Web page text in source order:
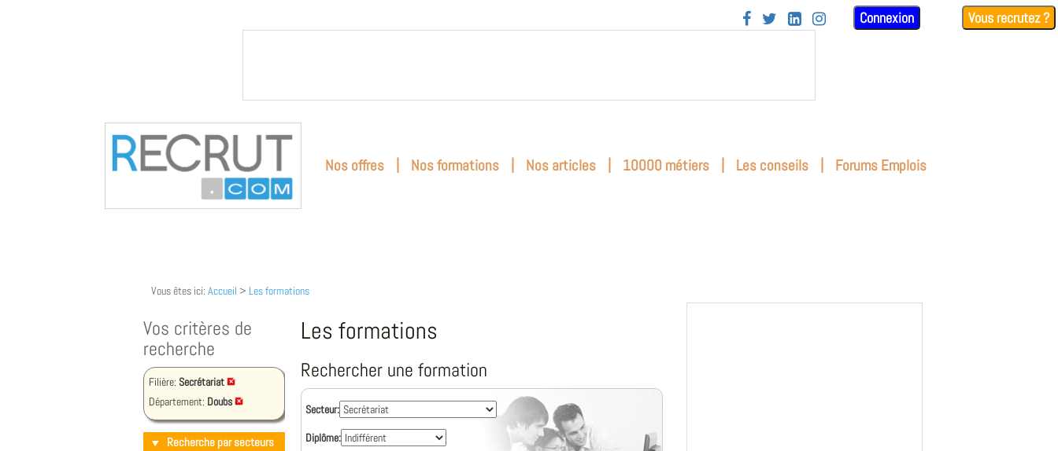
    Connexion Vous recrutez ?
Nos offres | Nos formations | Nos articles | 10000 métiers | Les conseils | Forums Emplois
Vous êtes ici: Accueil > Les formations
Vos critères de
recherche
Filière: Secrétariat
Département: Doubs
Recherche par secteurs
Les formations
Rechercher une formation
Secteur:
Diplôme: